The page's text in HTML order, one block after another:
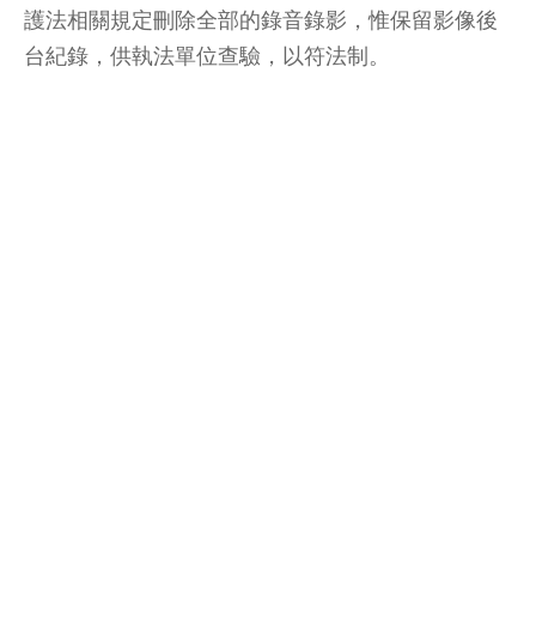
護法相關規定刪除全部的錄音錄影，惟保留影像後
台紀錄，供執法單位查驗，以符法制。